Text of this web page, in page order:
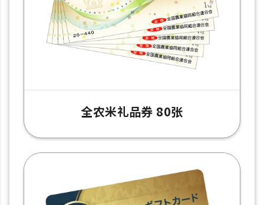
全农米礼品券 80张